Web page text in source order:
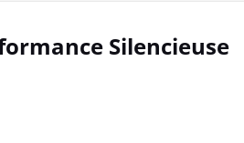
Silencieuse